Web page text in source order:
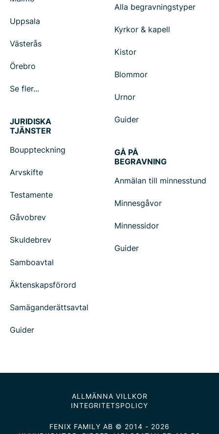
Uppsala
Västerås
Örebro
Se fler...
Alla begravningstyper
Kyrkor & kapell
Kistor
Blommor
Urnor
Guider
JURIDISKA
TJÄNSTER
Bouppteckning
Arvskifte
Testamente
Gåvobrev
Skuldebrev
Samboavtal
Äktenskapsförord
Samäganderättsavtal
Guider
GÅ PÅ
BEGRAVNING
Anmälan till minnesstund
Minnesgåvor
Minnessidor
Guider
ALLMÄNNA VILLKOR
INTEGRITETSPOLICY
FENIX FAMILY AB © 2014 - 2026